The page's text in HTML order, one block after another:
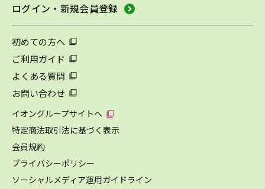
ログイン・新規会員登録
初めての方へ
ご利用ガイド
よくある質問
お問い合わせ
イオングループサイトへ
特定商法取引法に基づく表示
会員規約
プライバシーポリシー
ソーシャルメディア運用ガイドライン